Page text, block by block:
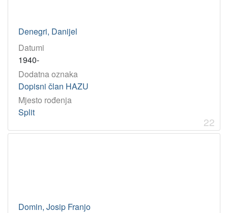
Denegri, Danijel
Datumi
1940-
Dodatna oznaka
Dopisni član HAZU
Mjesto rođenja
Split
22
Domin, Josip Franjo